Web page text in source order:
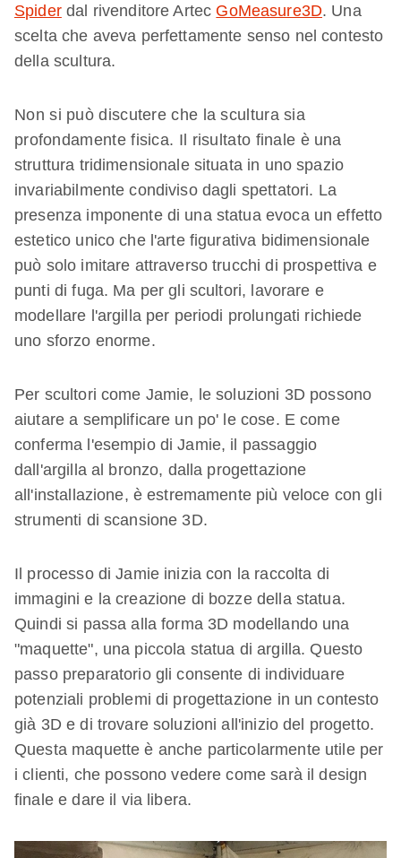
Spiderdal rivenditore Artec GoMeasure3D. Una
scelta che aveva perfettamente senso nel contesto
della scultura.
Non si può discutere che la scultura sia
profondamente fisica. Il risultato finale è una
struttura tridimensionale situata in uno spazio
invariabilmente condiviso dagli spettatori. La
presenza imponente di una statua evoca un effetto
estetico unico che l'arte figurativa bidimensionale
può solo imitare attraverso trucchi di prospettiva e
punti di fuga. Ma per gli scultori, lavorare e
modellare l'argilla per periodi prolungati richiede
uno sforzo enorme.
Per scultori come Jamie, le soluzioni 3D possono
aiutare a semplificare un po' le cose. E come
conferma l'esempio di Jamie, il passaggio
dall'argilla al bronzo, dalla progettazione
all'installazione, è estremamente più veloce con gli
strumenti di scansione 3D.
Il processo di Jamie inizia con la raccolta di
immagini e la creazione di bozze della statua.
Quindi si passa alla forma 3D modellando una
"maquette", una piccola statua di argilla. Questo
passo preparatorio gli consente di individuare
potenziali problemi di progettazione in un contesto
già 3D e di trovare soluzioni all'inizio del progetto.
Questa maquette è anche particolarmente utile per
i clienti, che possono vedere come sarà il design
finale e dare il via libera.